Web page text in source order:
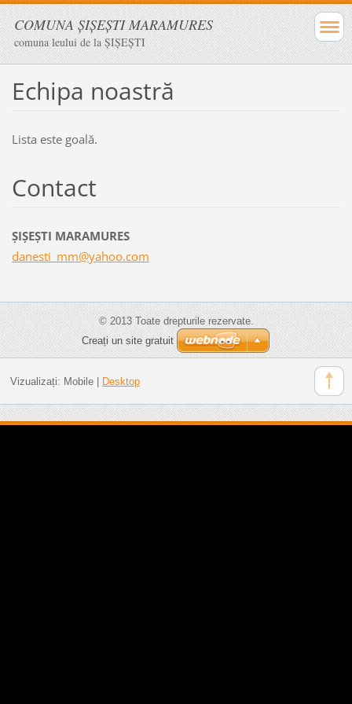
COMUNA ŞIŞEŞTI MARAMURES
comuna leului de la ŞIŞEŞTI
Echipa noastră
Lista este goală.
Contact
ŞIŞEŞTI MARAMURES
danesti_ mm@yahoo.com
© 2013 Toate drepturile rezervate.
Creați un site gratuit
Vizualizați: Mobile| Desktop